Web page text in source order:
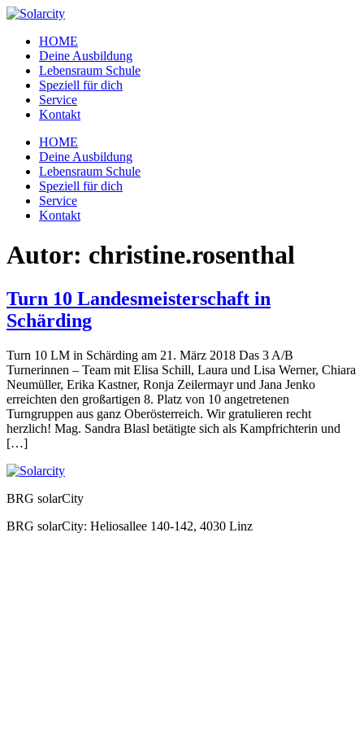
Zum
wechselnHOME
Deine Ausbildung
Lebensraum Schule
Speziell für dich
Service
Kontakt
Menü
HOME
Deine Ausbildung
Lebensraum Schule
Speziell für dich
Service
Kontakt
Autor: christine.rosenthal
Turn 10 Landesmeisterschaft in
Schärding
Turn 10 LM in Schärding am 21. März 2018 Das 3 A/B
Turnerinnen – Team mit Elisa Schill, Laura und Lisa Werner, Chiara
Neumüller, Erika Kastner, Ronja Zeilermayr und Jana Jenko
erreichten den großartigen 8. Platz von 10 angetretenen
Turngruppen aus ganz Oberösterreich. Wir gratulieren recht
herzlich! Mag. Sandra Blasl betätigte sich als Kampfrichterin und
[…]
BRG solarCity
BRG solarCity: Heliosallee 140-142, 4030 Linz